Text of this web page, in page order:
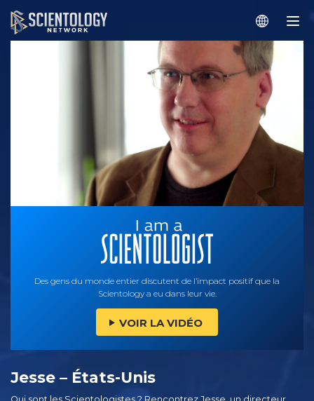
Des gens du monde entier discutent de l’impact positif que la
Scientology a eu dans leur vie.
VOIR LA VIDÉO
Jesse – États-Unis
Qui sont les Scientologistes ? Rencontrez Jesse, un directeur